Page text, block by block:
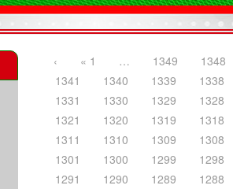
‹ « 1 … 1349 1348
1341
1340 1339 1338
1331
1330 1329 1328
1321
1320 1319 1318
1311
1310 1309 1308
1301
1300 1299 1298
1291
1290 1289 1288